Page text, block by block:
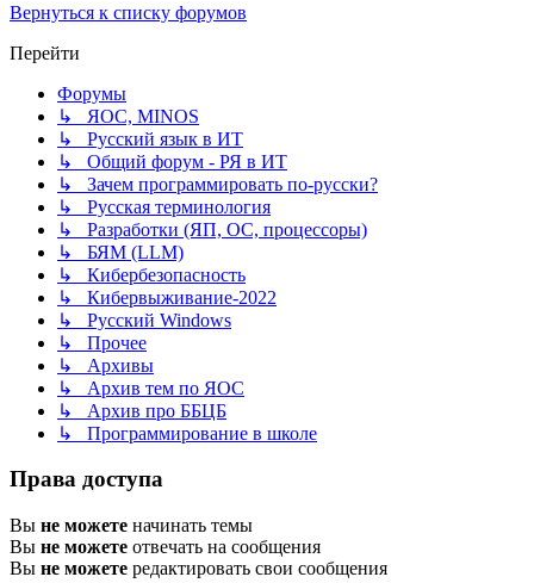
Вернуться к списку форумов
Перейти
Форумы
↳ ЯОС, MINOS
↳ Русский язык в ИТ
↳ Общий форум - РЯ в ИТ
↳ Зачем программировать по-русски?
↳ Русская терминология
↳ Разработки (ЯП, ОС, процессоры)
↳ БЯМ (LLM)
↳ Кибербезопасность
↳ Кибервыживание-2022
↳ Русский Windows
↳ Прочее
↳ Архивы
↳ Архив тем по ЯОС
↳ Архив про ББЦБ
↳ Программирование в школе
Права доступа
Вы не можете начинать темы
Вы не можете отвечать на сообщения
Вы не можете редактировать свои сообщения